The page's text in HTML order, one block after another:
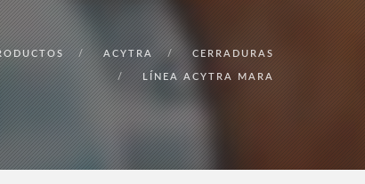
ACYTRA CERRADURAS
LÍNEA ACYTRA MARA